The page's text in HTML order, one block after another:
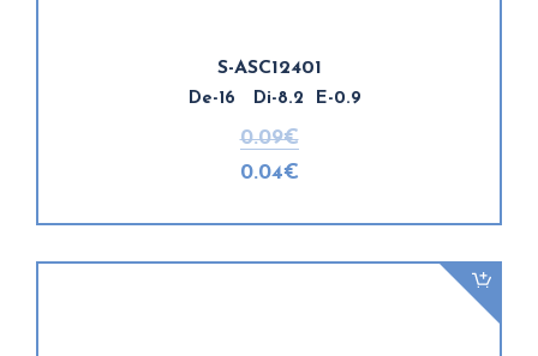
S-ASC12401
De-16 Di-8.2 E-0.9
0.09€
0.04€